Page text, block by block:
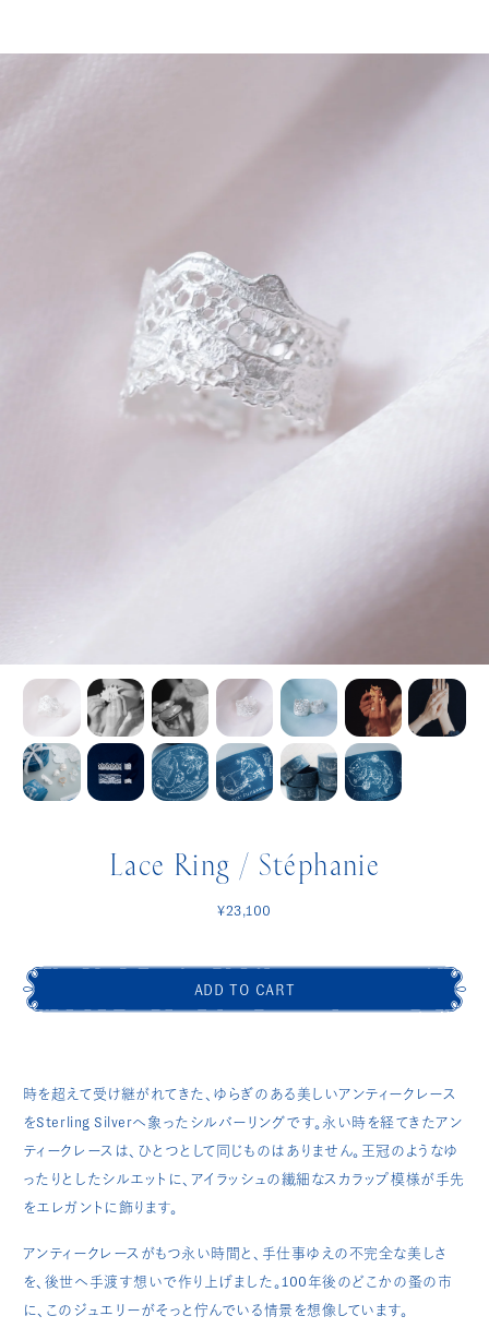
Lace Ring / Stéphanie
¥23,100
ADD TO CART
時を超えて受け継がれてきた、ゆらぎのある美しいアンティークレース
をSterling Silverへ 象ったシルバーリングです。永い時を経てきたアン
ティークレースは、ひとつとして同じものはありません。 王冠のようなゆ
ったりとしたシルエットに、アイラッシュの繊細なスカラップ模様が手先
をエレガントに飾ります。
アンティークレースがもつ永い時間と、手仕事ゆえの不完全な美しさ
を、後世へ手渡す想いで作り上げました。100年後のどこかの蚤の市
に、このジュエリーがそっと佇んでいる情景を想像しています。